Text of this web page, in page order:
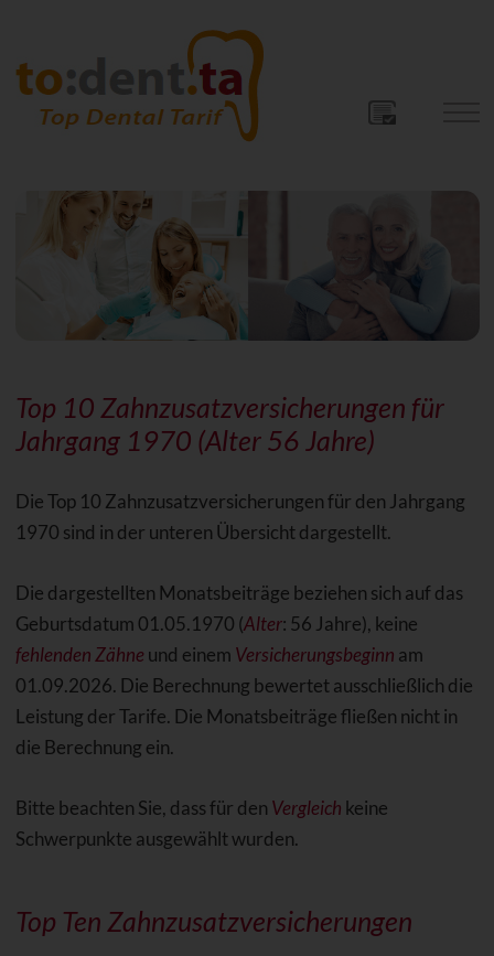
Top 10 Zahnzusatzversicherungen für
Jahrgang 1970 (Alter 56 Jahre)
Die Top 10 Zahnzusatzversicherungen für den Jahrgang
1970 sind in der unteren Übersicht dargestellt.
Die dargestellten Monatsbeiträge beziehen sich auf das
Geburtsdatum 01.05.1970 (Alter: 56 Jahre), keine
fehlenden Zähne und einem Versicherungsbeginn am
01.09.2026. Die Berechnung bewertet ausschließlich die
Leistung der Tarife. Die Monatsbeiträge fließen nicht in
die Berechnung ein.
Bitte beachten Sie, dass für den Vergleich keine
Schwerpunkte ausgewählt wurden.
Top Ten Zahnzusatzversicherungen